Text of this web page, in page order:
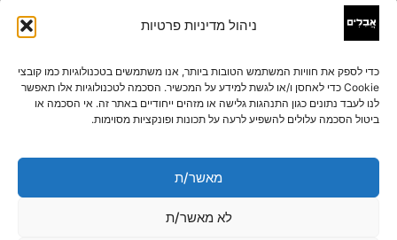
ניהול מדיניות פרטיות
כדי לספק את חוויות המשתמש הטובות ביותר, אנו משתמשים בטכנולוגיות כמו קובצי
Cookie כדי לאחסן ו/או לגשת למידע על המכשיר. הסכמה לטכנולוגיות אלו תאפשר
לנו לעבד נתונים כגון התנהגות גלישה או מזהים ייחודיים באתר זה. אי הסכמה או
ביטול הסכמה עלולים להשפיע לרעה על תכונות ופונקציות מסוימות.
מאשר/ת
לא מאשר/ת
שם
אימייל*